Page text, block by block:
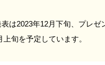
は2023年12月下旬、プレゼ
旬を予定しています。